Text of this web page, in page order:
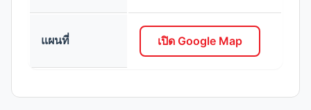
แผนที่ เปิด Google Map